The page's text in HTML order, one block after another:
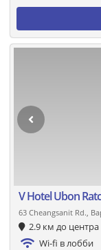
V Hotel Ubon
63 Cheangsanit Rd.,
2.9 км до центра
Wi-fi в лобби